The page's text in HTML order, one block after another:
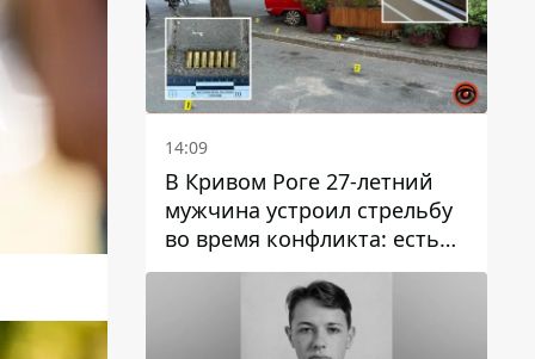
14:09
В Кривом Роге 27-летний
мужчина устроил стрельбу
во время конфликта: есть
раненый